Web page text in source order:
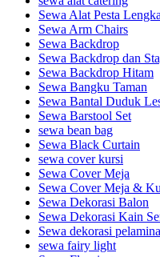
Sewa Alat Pesta
Sewa Arm Chairs
Sewa Backdrop
Sewa Backdrop dan
Sewa Backdrop Hitam
Sewa Bangku Taman
Sewa Bantal Duduk
Sewa Barstool Set
sewa bean bag
Sewa Black Curtain
sewa cover kursi
Sewa Cover Meja
Sewa Cover Meja &
Sewa Dekorasi Balon
Sewa Dekorasi Kain
Sewa dekorasi
sewa fairy light